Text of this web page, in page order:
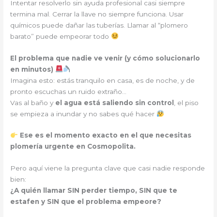
Intentar resolverlo sin ayuda profesional casi siempre
termina mal. Cerrar la llave no siempre funciona. Usar
químicos puede dañar las tuberías. Llamar al “plomero
barato” puede empeorar todo
El problema que nadie ve venir (y cómo solucionarlo
en minutos)
Imagina esto: estás tranquilo en casa, es de noche, y de
pronto escuchas un ruido extraño…
Vas al baño y el agua está saliendo sin control , el piso
se empieza a inundar y no sabes qué hacer
Ese es el momento exacto en el que necesitas
plomería urgente en Cosmopolita.
Pero aquí viene la pregunta clave que casi nadie responde
bien:
¿A quién llamar SIN perder tiempo, SIN que te
estafen y SIN que el problema empeore?